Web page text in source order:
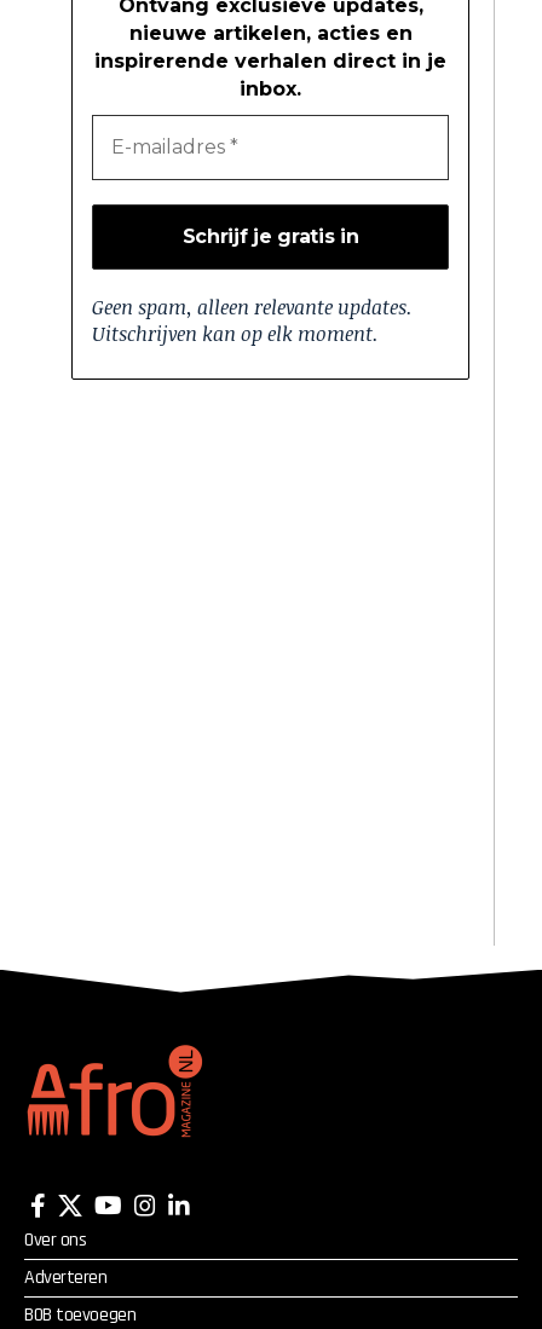
Ontvang exclusieve updates,
nieuwe artikelen, acties en
inspirerende verhalen direct in je
inbox.
Geen spam, alleen relevante updates.
Uitschrijven kan op elk moment.
Over ons
Adverteren
BOB toevoegen